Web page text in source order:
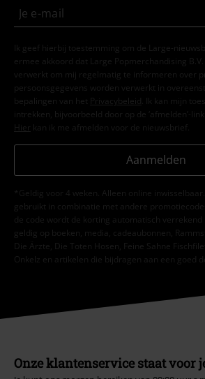
Ik geef hierbij toestemming om de Large-
ermee akkoord dat Large Popmerchandising B.V.
verwerkt om mij regelmatig te informeren over
persoonsgegevens worden verwerkt in
bepalingen van het
Privacybeleid . Ik kan mijn
intrekken, bijvoorbeeld door op de ‘afmelden’-link
Hier kan ik me afmelden voor de nieuwsbrief.
Aanmelden
*Geldig voor 4 weken. Alleen online
gebruikt in combinatie met andere
de code wordt de korting automatisch
geldig op boeken, media, cadeaubonnen,
Die Ärzte, Die Toten Hosen, Feine Sahne
Onkelz en artikelen die bijdragen aan een goed
Onze klantenservice staat voor